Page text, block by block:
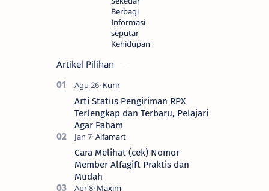
Berbagi
Informasi
seputar
Kehidupan
Artikel Pilihan
Arti Status Pengiriman RPX
Terlengkap dan Terbaru, Pelajari
Agar Paham
Cara Melihat (cek) Nomor
Member Alfagift Praktis dan
Mudah